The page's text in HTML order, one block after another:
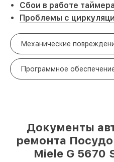
Сбои в работе таймера
Проблемы с
Механические
Программное
Документы
ремонта
Miele G 5670